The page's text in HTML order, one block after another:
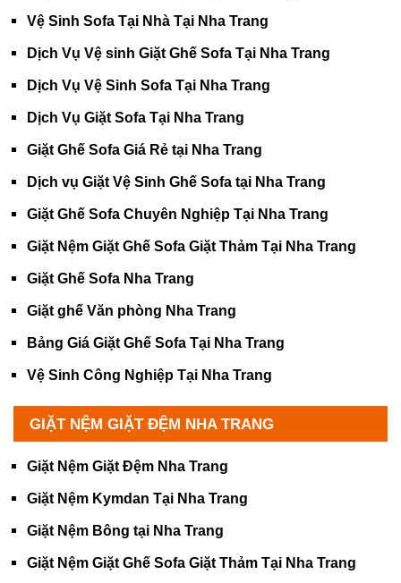
Vệ Sinh Sofa Tại Nhà Tại Nha Trang
Dịch Vụ Vệ sinh Giặt Ghế Sofa Tại Nha Trang
Dịch Vụ Vệ Sinh Sofa Tại Nha Trang
Dịch Vụ Giặt Sofa Tại Nha Trang
Giặt Ghế Sofa Giá Rẻ tại Nha Trang
Dịch vụ Giặt Vệ Sinh Ghế Sofa tại Nha Trang
Giặt Ghế Sofa Chuyên Nghiệp Tại Nha Trang
Giặt Nệm Giặt Ghế Sofa Giặt Thảm Tại Nha Trang
Giặt Ghế Sofa Nha Trang
Giặt ghế Văn phòng Nha Trang
Bảng Giá Giặt Ghế Sofa Tại Nha Trang
Vệ Sinh Công Nghiệp Tại Nha Trang
GIẶT NỆM GIẶT ĐỆM NHA TRANG
Giặt Nệm Giặt Đệm Nha Trang
Giặt Nệm Kymdan Tại Nha Trang
Giặt Nệm Bông tại Nha Trang
Giặt Nệm Giặt Ghế Sofa Giặt Thảm Tại Nha Trang